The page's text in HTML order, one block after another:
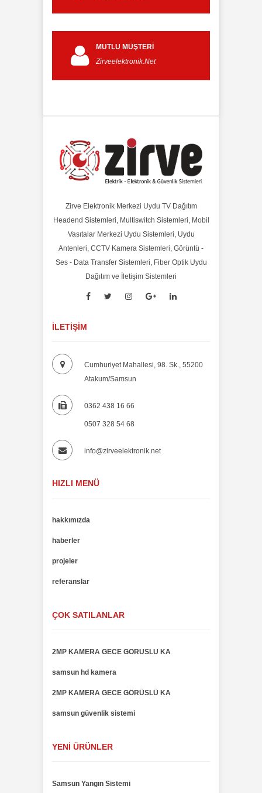
MUTLU MÜŞTERI
Zirveelektronik.Net
Zirve Elektronik Merkezi Uydu TV Dağıtım
Headend Sistemleri, Multiswitch Sistemleri, Mobil
Vasıtalar Merkezi Uydu Sistemleri, Uydu
Antenleri, CCTV Kamera Sistemleri, Görüntü -
Ses - Data Transfer Sistemleri, Fiber Optik Uydu
Dağıtım ve İletişim Sistemleri
İLETIŞIM
Cumhuriyet Mahallesi, 98. Sk., 55200
Atakum/Samsun
0362 438 16 66
0507 328 54 68
info@zirveelektronik.net
HIZLI MENÜ
hakkımızda
haberler
projeler
referanslar
ÇOK SATILANLAR
2MP KAMERA GECE GORUSLU KA
samsun hd kamera
2MP KAMERA GECE GÖRÜSLÜ KA
samsun güvenlik sistemi
YENI ÜRÜNLER
Samsun Yangın Sistemi